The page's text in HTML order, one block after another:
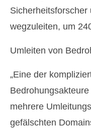
wegzuleiten, um
Umleiten von
„Eine der
mehrere
gefälschten